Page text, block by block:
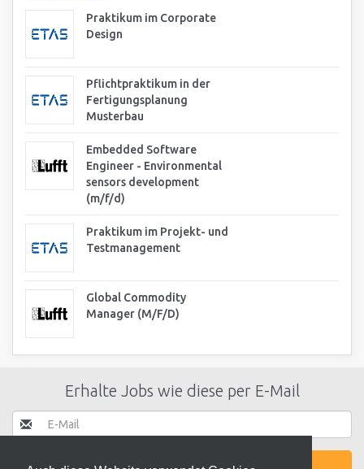
Praktikum im Corporate
Design
Pflichtpraktikum in der
Fertigungsplanung
Musterbau
Embedded Software
Engineer - Environmental
sensors development
(m/f/d)
Praktikum im Projekt- und
Testmanagement
Global Commodity
Manager (M/F/D)
Erhalte Jobs wie diese per E-Mail
JETZT AKTIVIEREN